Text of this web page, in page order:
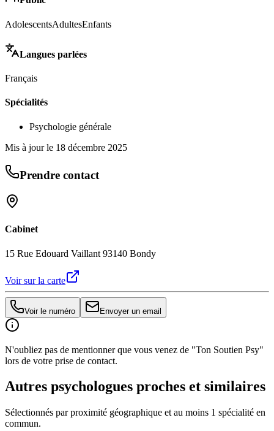
AdolescentsAdultesEnfants
Langues parlées
Français
Spécialités
Psychologie générale
Mis à jour le 18 décembre 2025
Prendre contact
Cabinet
15 Rue Edouard Vaillant 93140 Bondy
Voir sur la carte
Voir le numéro Envoyer un email
N'oubliez pas de mentionner que vous venez de "Ton Soutien Psy"
lors de votre prise de contact.
Autres psychologues proches et similaires
Sélectionnés par proximité géographique et au moins 1 spécialité en
commun.